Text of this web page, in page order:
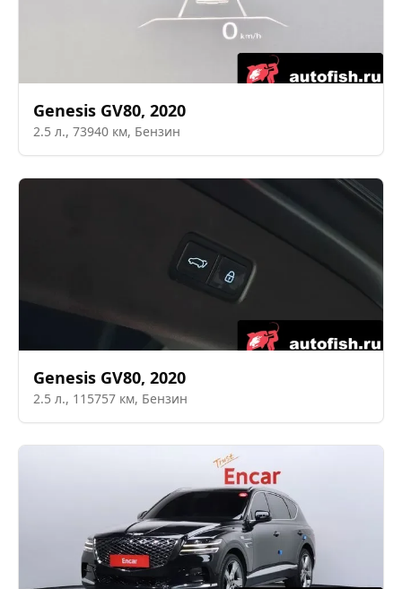
Genesis GV80, 2020
2.5 л., 73940 км, Бензин
Genesis GV80, 2020
2.5 л., 115757 км, Бензин